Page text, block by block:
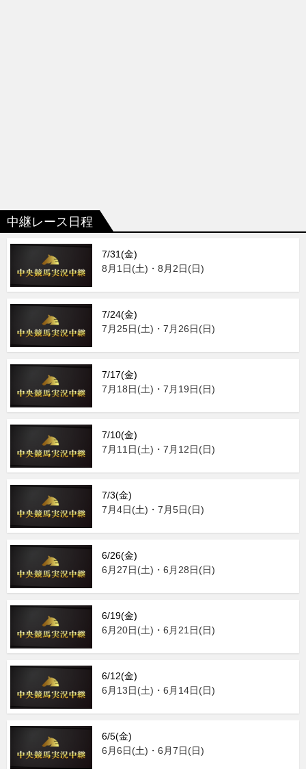
中継レース日程
7/31(金)
8月1日(土)・8月2日(日)
7/24(金)
7月25日(土)・7月26日(日)
7/17(金)
7月18日(土)・7月19日(日)
7/10(金)
7月11日(土)・7月12日(日)
7/3(金)
7月4日(土)・7月5日(日)
6/26(金)
6月27日(土)・6月28日(日)
6/19(金)
6月20日(土)・6月21日(日)
6/12(金)
6月13日(土)・6月14日(日)
6/5(金)
6月6日(土)・6月7日(日)